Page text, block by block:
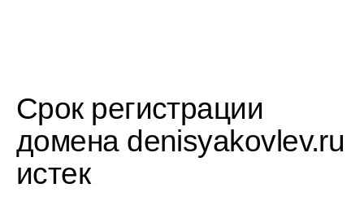
Срок регистрации
домена denisyakovlev.ru
истек